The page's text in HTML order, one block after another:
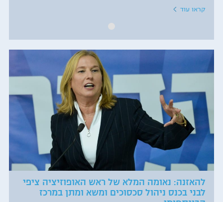
קראו עוד
להאזנה: נאומה המלא של ראש האופוזיציה ציפי
לבני בכנס ניהול סכסוכים ומשא ומתן במרכז